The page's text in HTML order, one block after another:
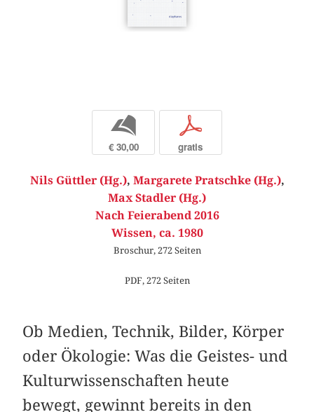
b
€ 30,00
p
gratis
Nils Güttler (Hg.), Margarete Pratschke (Hg.),
Max Stadler (Hg.)
Nach Feierabend 2016
Wissen, ca. 1980
Broschur, 272 Seiten
PDF, 272 Seiten
Ob Medien, Technik, Bilder, Körper
oder Ökologie: Was die Geistes- und
Kulturwissenschaften heute
bewegt, gewinnt bereits in den